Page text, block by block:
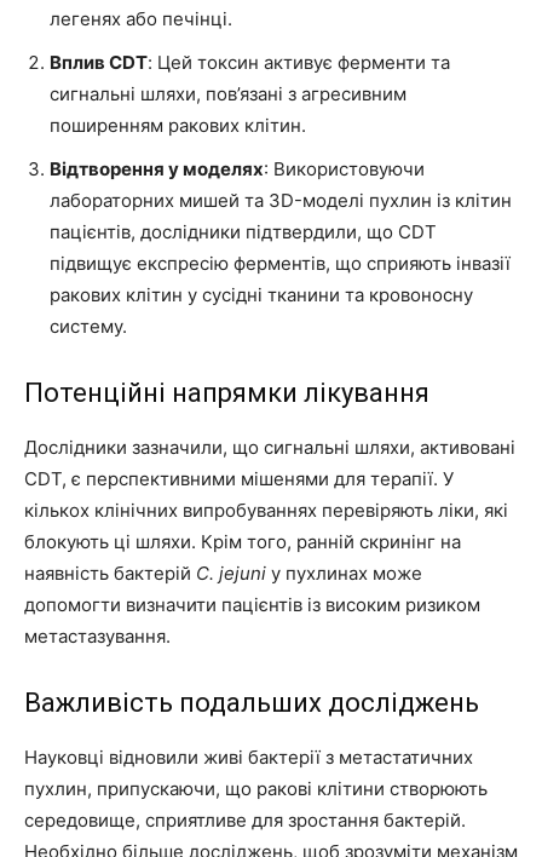
легенях або печінці.
Вплив CDT: Цей токсин активує ферменти та
сигнальні шляхи, пов’язані з агресивним
поширенням ракових клітин.
Відтворення у моделях: Використовуючи
лабораторних мишей та 3D-моделі пухлин із клітин
пацієнтів, дослідники підтвердили, що CDT
підвищує експресію ферментів, що сприяють інвазії
ракових клітин у сусідні тканини та кровоносну
систему.
Потенційні напрямки лікування
Дослідники зазначили, що сигнальні шляхи, активовані
CDT, є перспективними мішенями для терапії. У
кількох клінічних випробуваннях перевіряють ліки, які
блокують ці шляхи. Крім того, ранній скринінг на
наявність бактерій C. jejuni у пухлинах може
допомогти визначити пацієнтів із високим ризиком
метастазування.
Важливість подальших досліджень
Науковці відновили живі бактерії з метастатичних
пухлин, припускаючи, що ракові клітини створюють
середовище, сприятливе для зростання бактерій.
Необхідно більше досліджень, щоб зрозуміти механізм